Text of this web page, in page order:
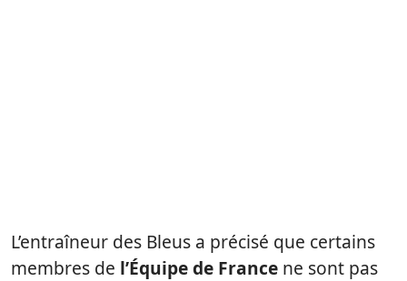
L’entraîneur des Bleus a précisé que certains
membres de l’Équipe de France ne sont pas